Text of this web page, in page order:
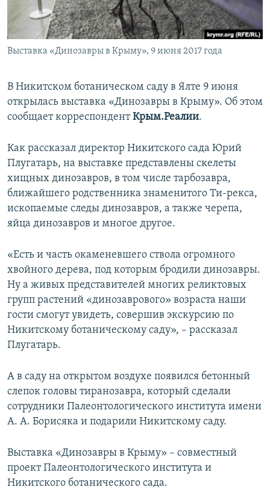
ПОБЕДИТЕЛЕЙ НЕ СУДЯТ?
КРЫМ.НЕПОКОРЕННЫЙ
ELIFBE
ПРИСОЕДИНЯЙТЕСЬ!
Все сайты RFE/RL
Выставка «Динозавры в Крыму», 9 июня 2017 года
В Никитском ботаническом саду в Ялте 9 июня
открылась выставка «Динозавры в Крыму». Об этом
сообщает корреспондентКрым.Реалии.
Как рассказал директор Никитского сада Юрий
Плугатарь, на выставке представлены скелеты
хищных динозавров, в том числе тарбозавра,
ближайшего родственника знаменитого Ти-рекса,
ископаемые следы динозавров, а также черепа,
яйца динозавров и многое другое.
«Есть и часть окаменевшего ствола огромного
хвойного дерева, под которым бродили динозавры.
Ну а живых представителей многих реликтовых
групп растений «динозаврового» возраста наши
гости смогут увидеть, совершив экскурсию по
Никитскому ботаническому саду», – рассказал
Плугатарь.
А в саду на открытом воздухе появился бетонный
слепок головы тиранозавра, который сделали
сотрудники Палеонтологического института имени
А. А. Борисяка и подарили Никитскому саду.
Выставка «Динозавры в Крыму» – совместный
проект Палеонтологического института и
Никитского ботанического сада.